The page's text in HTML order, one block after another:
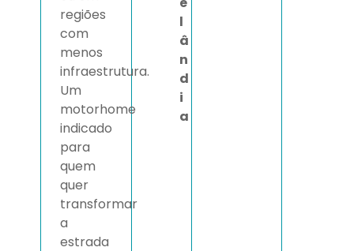
regiões
com
menos
infraestrutura.
Um
motorhome
indicado
para
quem
quer
transformar
a
estrada
l
â
n
d
i
a